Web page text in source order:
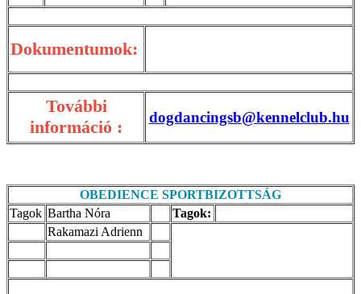
Dokumentumok:
További
információ :
dogdancingsb@kennelclub.hu
OBEDIENCE SPORTBIZOTTSÁG
Tagok Bartha Nóra
Tagok:
Rakamazi Adrienn